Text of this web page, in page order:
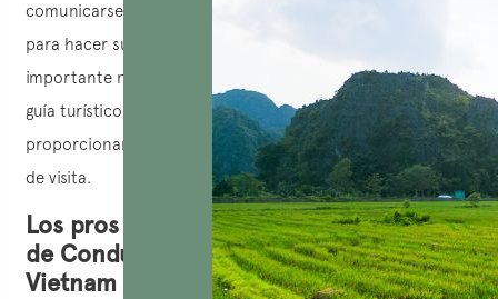
comunicarse con usted en el vehículo y darle consejos
para hacer su estancia en Vietnam aún más agradable. Es
importante notar que Thuan Nguyen no tiene licencia de
guía turístico, por lo tanto, no tiene derecho a
proporcionar explicaciones detalladas sobre los lugares
de visita.
Los pros y los contras de este servicio
de Conductor guía de habla inglesa en
Vietnam